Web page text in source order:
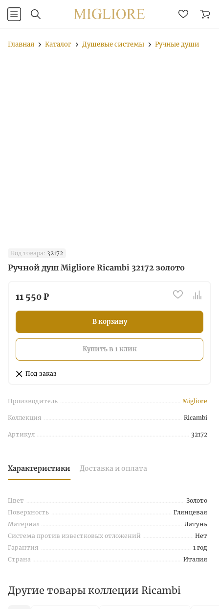
Главная Каталог Душевые системы Ручные души
Код товара: 32172
Ручной душ Migliore Ricambi 32172 золото
11 550 ₽
В корзину
Купить в 1 клик
Под заказ
Производитель Migliore
Коллекция Ricambi
Артикул 32172
Характеристики Доставка и оплата
Цвет
Золото
Поверхность
Глянцевая
Материал
Латунь
Система против известковых отложений
Нет
Гарантия
1 год
Страна
Италия
Другие товары коллеции Ricambi